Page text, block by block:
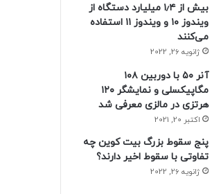
بیش از ۱٫۴ میلیارد دستگاه از
ویندوز ۱۰ و ویندوز ۱۱ استفاده
می‌کنند
ژانویه 26, 2022
آنر ۵۰ با دوربین ۱۰۸
مگاپیکسلی و نمایشگر ۱۲۰
هرتزی در مالزی معرفی شد
اکتبر 20, 2021
پنج سقوط بزرگ بیت کوین چه
تفاوتی با سقوط اخیر دارند؟
ژانویه 26, 2022